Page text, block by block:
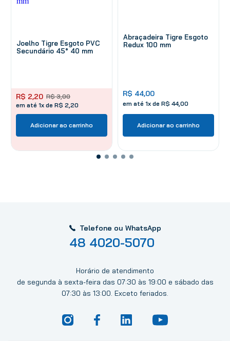
Joelho Tigre Esgoto PVC
Secundário 45° 40 mm
R$ 3,00
R$ 2,20
em até 1x de R$ 2,20
Adicionar ao carrinho
Abraçadeira Tigre Esgoto
Redux 100 mm
R$ 44,00
em até 1x de R$ 44,00
Adicionar ao carrinho
Telefone ou WhatsApp
48 4020-5070
Horário de atendimento
de segunda à sexta-feira das 07:30 às 19:00 e sábado das
07:30 às 13:00. Exceto feriados.